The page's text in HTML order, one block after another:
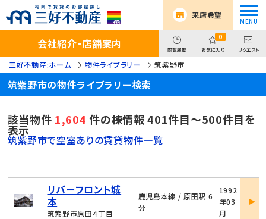
来店希望
会社紹介・店舗案内 閲覧履歴
0
お気に入り リクエスト
三好不動産:ホーム 物件ライブラリー 筑紫野市
筑紫野市の物件ライブラリー検索
該当物件 1,604 件の棟情報 401件目～500件目を
表示
筑紫野市で空室ありの賃貸物件一覧
リバーフロント城
本
筑紫野市原田４丁目
鹿児島本線 / 原田駅 6
分
1992
年03
月
詳